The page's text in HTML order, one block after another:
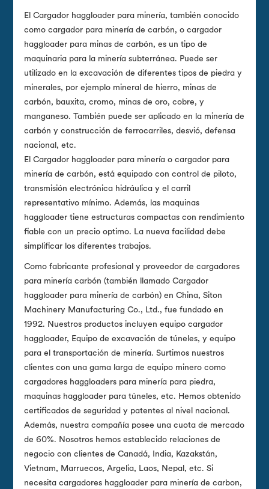
El Cargador haggloader para minería, también conocido
como cargador para minería de carbón, o cargador
haggloader para minas de carbón, es un tipo de
maquinaria para la minería subterránea. Puede ser
utilizado en la excavación de diferentes tipos de piedra y
minerales, por ejemplo mineral de hierro, minas de
carbón, bauxita, cromo, minas de oro, cobre, y
manganeso. También puede ser aplicado en la minería de
carbón y construcción de ferrocarriles, desvió, defensa
nacional, etc.
El Cargador haggloader para minería o cargador para
minería de carbón, está equipado con control de piloto,
transmisión electrónica hidráulica y el carril
representativo mínimo. Además, las maquinas
haggloader tiene estructuras compactas con rendimiento
fiable con un precio optimo. La nueva facilidad debe
simplificar los diferentes trabajos.
Como fabricante profesional y proveedor de cargadores
para minería carbón (también llamado Cargador
haggloader para minería de carbón) en China, Siton
Machinery Manufacturing Co., Ltd., fue fundado en
1992. Nuestros productos incluyen equipo cargador
haggloader, Equipo de excavación de túneles, y equipo
para el transportación de minería. Surtimos nuestros
clientes con una gama larga de equipo minero como
cargadores haggloaders para minería para piedra,
maquinas haggloader para túneles, etc. Hemos obtenido
certificados de seguridad y patentes al nivel nacional.
Además, nuestra compañía posee una cuota de mercado
de 60%. Nosotros hemos establecido relaciones de
negocio con clientes de Canadá, India, Kazakstán,
Vietnam, Marruecos, Argelia, Laos, Nepal, etc. Si
necesita cargadores haggloader para minería de carbon,